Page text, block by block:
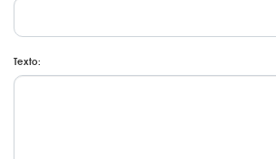
Texto: